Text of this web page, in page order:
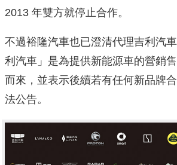
2013 年雙方就停止合作。
不過裕隆汽車也已澄清代理吉利汽
利汽車」是為提供新能源車的營銷
而來，並表示後續若有任何新品牌
法公告。